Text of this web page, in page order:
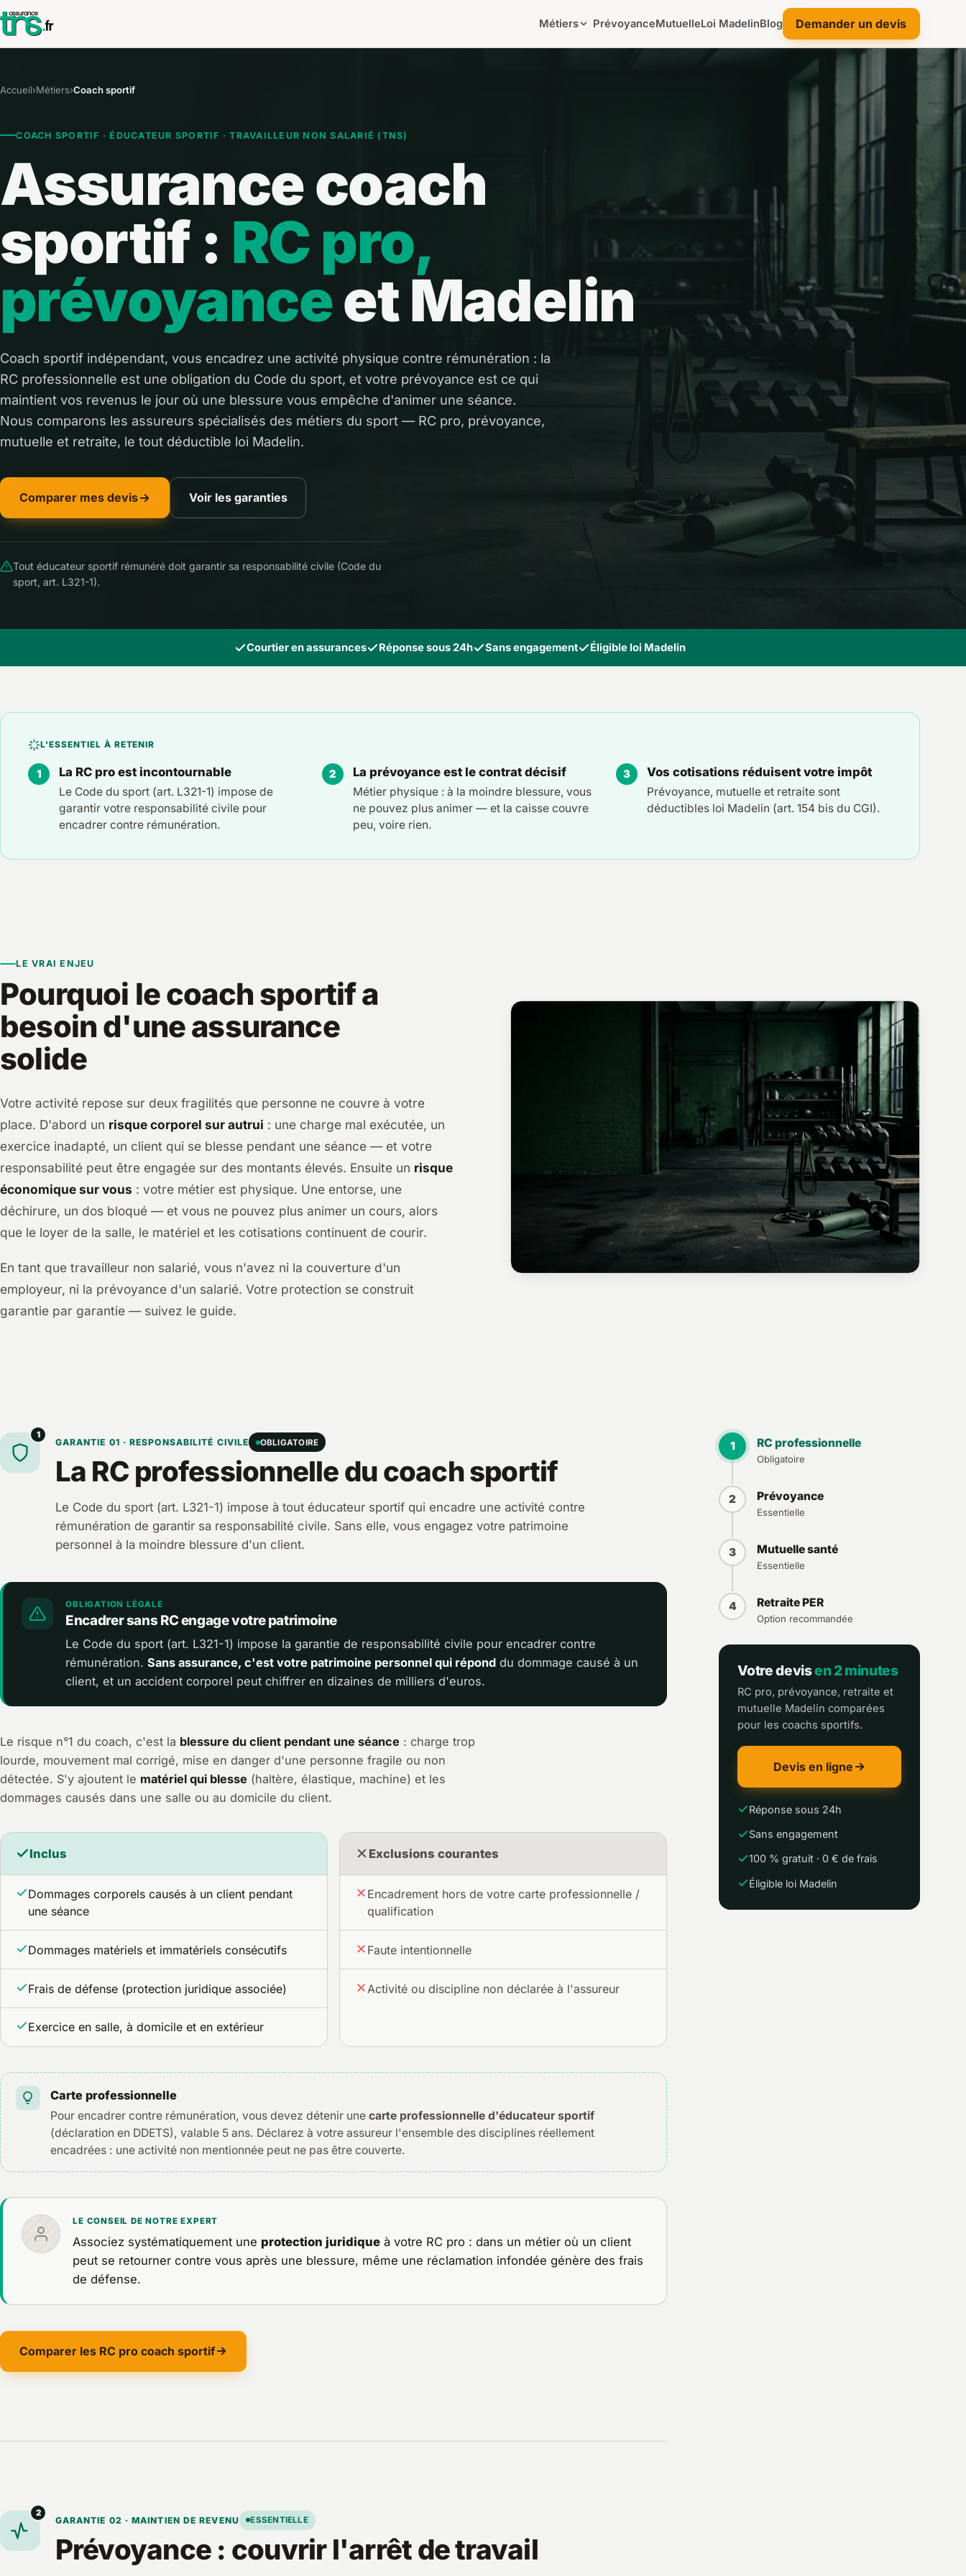
Métiers PrévoyanceMutuelleLoi MadelinBlog Demander un devis
Accueil›Métiers›Coach sportif
COACH SPORTIF · ÉDUCATEUR SPORTIF · TRAVAILLEUR NON SALARIÉ (TNS)
Assurance coach
sportif : RC pro,
prévoyanceet Madelin
Coach sportif indépendant, vous encadrez une activité physique contre rémunération : la
RC professionnelle est une obligation du Code du sport, et votre prévoyance est ce qui
maintient vos revenus le jour où une blessure vous empêche d'animer une séance.
Nous comparons les assureurs spécialisés des métiers du sport — RC pro, prévoyance,
mutuelle et retraite, le tout déductible loi Madelin.
Comparer mes devis Voir les garanties
Tout éducateur sportif rémunéré doit garantir sa responsabilité civile (Code du
sport, art. L321-1).
Courtier en assurances Réponse sous 24h Sans engagement Éligible loi Madelin
L'ESSENTIEL À RETENIR
La RC pro est incontournable
Le Code du sport (art. L321-1) impose de
garantir votre responsabilité civile pour
encadrer contre rémunération.
La prévoyance est le contrat décisif
Métier physique : à la moindre blessure, vous
ne pouvez plus animer — et la caisse couvre
peu, voire rien.
Vos cotisations réduisent votre impôt
Prévoyance, mutuelle et retraite sont
déductibles loi Madelin (art. 154 bis du CGI).
LE VRAI ENJEU
Pourquoi le coach sportif a
besoin d'une assurance
solide
Votre activité repose sur deux fragilités que personne ne couvre à votre
place. D'abord un risque corporel sur autrui : une charge mal exécutée, un
exercice inadapté, un client qui se blesse pendant une séance — et votre
responsabilité peut être engagée sur des montants élevés. Ensuite un risque
économique sur vous : votre métier est physique. Une entorse, une
déchirure, un dos bloqué — et vous ne pouvez plus animer un cours, alors
que le loyer de la salle, le matériel et les cotisations continuent de courir.
En tant que travailleur non salarié, vous n'avez ni la couverture d'un
employeur, ni la prévoyance d'un salarié. Votre protection se construit
garantie par garantie — suivez le guide.
1
GARANTIE 01 · RESPONSABILITÉ CIVILE OBLIGATOIRE
La RC professionnelle du coach sportif
Le Code du sport (art. L321-1) impose à tout éducateur sportif qui encadre une activité contre
rémunération de garantir sa responsabilité civile. Sans elle, vous engagez votre patrimoine
personnel à la moindre blessure d'un client.
OBLIGATION LÉGALE
Encadrer sans RC engage votre patrimoine
Le Code du sport (art. L321-1) impose la garantie de responsabilité civile pour encadrer contre
rémunération.Sans assurance, c'est votre patrimoine personnel qui répond du dommage causé à un
client, et un accident corporel peut chiffrer en dizaines de milliers d'euros.
Le risque n°1 du coach, c'est la blessure du client pendant une séance : charge trop
lourde, mouvement mal corrigé, mise en danger d'une personne fragile ou non
détectée. S'y ajoutent le matériel qui blesse (haltère, élastique, machine) et les
dommages causés dans une salle ou au domicile du client.
Inclus
Dommages corporels causés à un client pendant
une séance
Dommages matériels et immatériels consécutifs
Frais de défense (protection juridique associée)
Exercice en salle, à domicile et en extérieur
Exclusions courantes
Encadrement hors de votre carte professionnelle /
qualification
Faute intentionnelle
Activité ou discipline non déclarée à l'assureur
Carte professionnelle
Pour encadrer contre rémunération, vous devez détenir unecarte professionnelle d'éducateur sportif
(déclaration en DDETS), valable 5 ans. Déclarez à votre assureur l'ensemble des disciplines réellement
encadrées : une activité non mentionnée peut ne pas être couverte.
LE CONSEIL DE NOTRE EXPERT
Associez systématiquement une protection juridique à votre RC pro : dans un métier où un client
peut se retourner contre vous après une blessure, même une réclamation infondée génère des frais
de défense.
Comparer les RC pro coach sportif
2
GARANTIE 02 · MAINTIEN DE REVENU ESSENTIELLE
Prévoyance : couvrir l'arrêt de travail
1 RC professionnelle
Obligatoire
2 Prévoyance
Essentielle
3 Mutuelle santé
Essentielle
4 Retraite PER
Option recommandée
Votre devisen 2 minutes
RC pro, prévoyance, retraite et
mutuelle Madelin comparées
pour les coachs sportifs.
Devis en ligne
Réponse sous 24h
Sans engagement
100 % gratuit · 0 € de frais
Éligible loi Madelin